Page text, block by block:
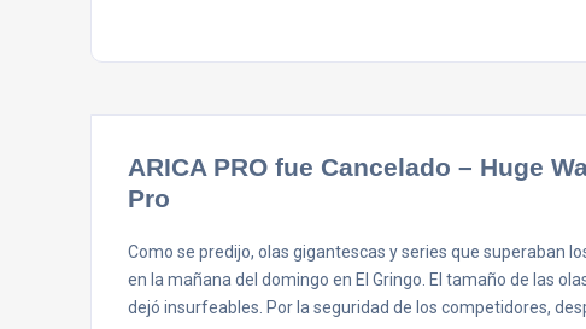
ARICA PRO fue Cancelado – Huge
Pro
Como se predijo, olas gigantescas y series que superaban
en la mañana del domingo en El Gringo. El tamaño de las
dejó insurfeables. Por la seguridad de los competidores,